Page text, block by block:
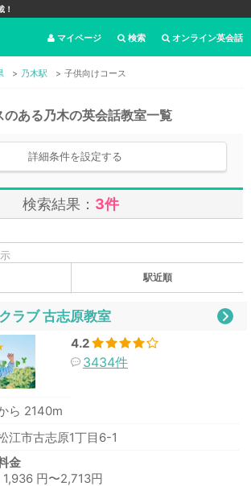
！
オンライン英会話
検索
マイページ
乃木駅 子供向けコース
のある乃木の英会話教室一覧
詳細条件を設定する
検索結果： 3件
駅近順
ラブ 古志原教室
4.2
3434件
ら 2140m
江市古志原1丁目6-1
金
円〜2,713円